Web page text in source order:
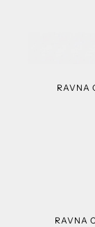
RAVNA
RAVNA